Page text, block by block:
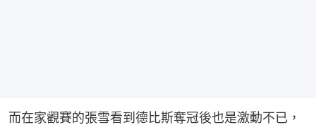
而在家觀賽的張雪看到德比斯奪冠後也是激動不已，